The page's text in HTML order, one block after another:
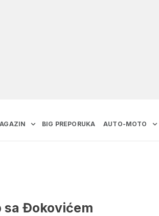
BIG PREPORUKA AUTO-MOTO
sa Đokovićem